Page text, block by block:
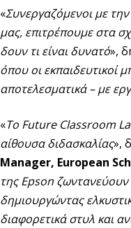
«Συνεργαζόμενοι με την
μας, επιτρέπουμε στα
δουν τι είναι δυνατό»,
όπου οι εκπαιδευτικοί
αποτελεσματικά – με
«Το Future Classroom
αίθουσα διδασκαλίας»,
Manager, European
της Epson
δημιουργώντας
διαφορετικά στυλ και